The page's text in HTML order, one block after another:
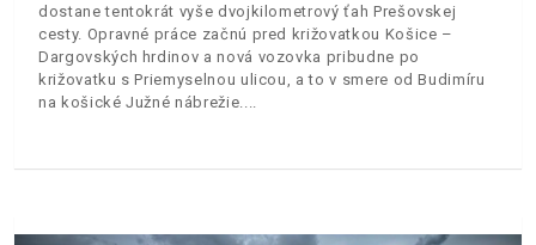
dostane tentokrát vyše dvojkilometrový ťah Prešovskej
cesty. Opravné práce začnú pred križovatkou Košice –
Dargovských hrdinov a nová vozovka pribudne po
križovatku s Priemyselnou ulicou, a to v smere od Budimíru
na košické Južné nábrežie.